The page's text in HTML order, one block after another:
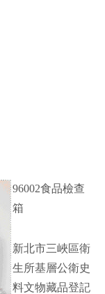
96002食品檢查
箱
新北市三峽區衛
生所基層公衛史
料文物藏品登記